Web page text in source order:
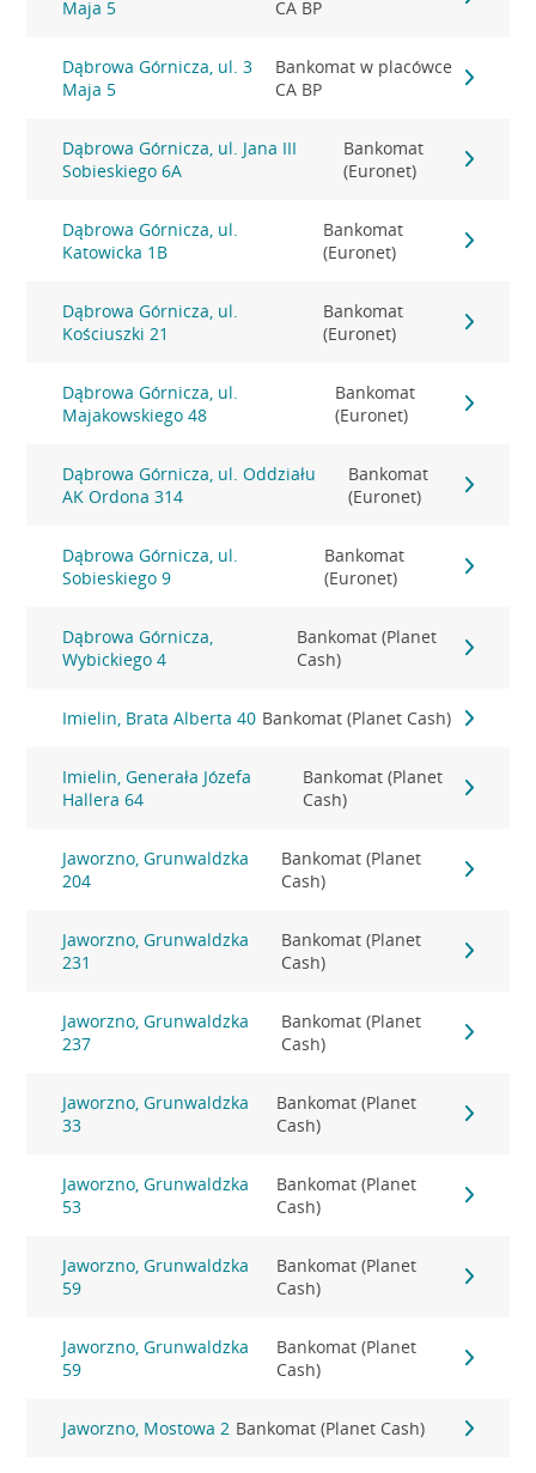
Maja 5
CA BP
Dąbrowa Górnicza, ul. 3
Maja 5
Bankomat w placówce
CA BP
Dąbrowa Górnicza, ul. Jana III
Sobieskiego 6A
Bankomat
(Euronet)
Dąbrowa Górnicza, ul.
Katowicka 1B
Bankomat
(Euronet)
Dąbrowa Górnicza, ul.
Kościuszki 21
Bankomat
(Euronet)
Dąbrowa Górnicza, ul.
Majakowskiego 48
Bankomat
(Euronet)
Dąbrowa Górnicza, ul. Oddziału
AK Ordona 314
Bankomat
(Euronet)
Dąbrowa Górnicza, ul.
Sobieskiego 9
Bankomat
(Euronet)
Dąbrowa Górnicza,
Wybickiego 4
Bankomat (Planet
Cash)
Imielin, Brata Alberta 40 Bankomat (Planet Cash)
Imielin, Generała Józefa
Hallera 64
Bankomat (Planet
Cash)
Jaworzno, Grunwaldzka
204
Bankomat (Planet
Cash)
Jaworzno, Grunwaldzka
231
Bankomat (Planet
Cash)
Jaworzno, Grunwaldzka
237
Bankomat (Planet
Cash)
Jaworzno, Grunwaldzka
33
Bankomat (Planet
Cash)
Jaworzno, Grunwaldzka
53
Bankomat (Planet
Cash)
Jaworzno, Grunwaldzka
59
Bankomat (Planet
Cash)
Jaworzno, Grunwaldzka
59
Bankomat (Planet
Cash)
Jaworzno, Mostowa 2 Bankomat (Planet Cash)